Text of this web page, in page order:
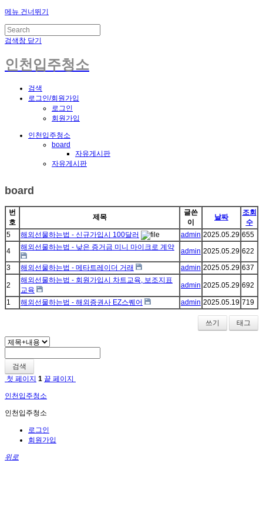
메뉴 건너뛰기
검색창 닫기
인천입주청소
검색
로그인/회원가입
로그인
회원가입
인천입주청소
board
자유게시판
자유게시판
board
번
호
제목
글쓴
이
날짜
조회
수
5
해외선물하는법 - 신규가입시 100달러 admin 2025.05.29 655
4
해외선물하는법 - 낮은 증거금 미니 마이크로 계약 admin 2025.05.29 622
3
해외선물하는법 - 메타트레이더 거래 admin 2025.05.29 637
2
해외선물하는법 - 회원가입시 차트교육, 보조지표
교육
admin 2025.05.29 692
1 해외선물하는법 - 해외증권사 EZ스퀘어 admin 2025.05.19 719
쓰기 태그
검색
첫 페이지 1 끝 페이지
인천입주청소
인천입주청소
로그인
회원가입
위로